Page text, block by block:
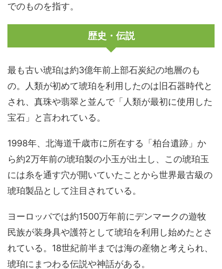
でのものを指す。
歴史・伝説
最も古い琥珀は約3億年前上部石炭紀の地層のも
の。人類が初めて琥珀を利用したのは旧石器時代と
され、真珠や翡翠と並んで「人類が最初に使用した
宝石」と言われている。
1998年、北海道千歳市に所在する「柏台遺跡」か
ら約2万年前の琥珀製の小玉が出土し、この琥珀玉
には糸を通す穴が開いていたことから世界最古級の
琥珀製品として注目されている。
ヨーロッパでは約1500万年前にデンマークの遊牧
民族が装身具や護符として琥珀を利用し始めたとさ
れている。18世紀前半までは海の産物と考えられ、
琥珀にまつわる伝説や神話がある。